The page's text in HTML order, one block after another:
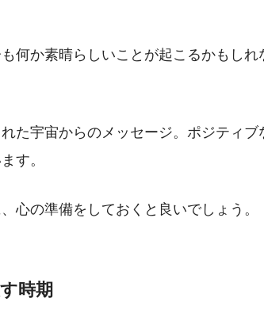
何か素晴らしいことが起こるかもしれ
た宇宙からのメッセージ。ポジティ
す。
心の準備をしておくと良いでしょう。
時期